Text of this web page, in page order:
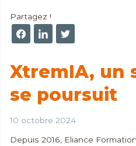
Partagez !
XtremIA, un
se poursuit
10 octobre 2024
Depuis 2016, Eliance